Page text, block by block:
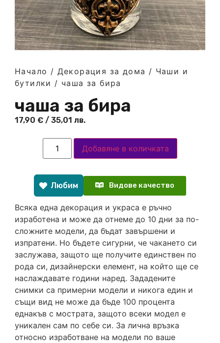
Начало / Декорация за дома / Чаши и
бутилки / чаша за бира
чаша за бира
17,90 € / 35,01 лв.
Добавяне в количката
Любим Видове качество
Всяка една декорация и украса е ръчно
изработена и може да отнеме до 10 дни за по-
сложните модели, да бъдат завършени и
изпратени. Но бъдете сигурни, че чакането си
заслужава, защото ще получите единствен по
рода си, дизайнерски елемент, на който ще се
наслаждавате години наред. Зададените
снимки са примерни модели и никога един и
същи вид не може да бъде 100 процента
еднакъв с мострата, защото всеки модел е
уникален сам по себе си. За лична връзка
относно изработване на модели по ваше